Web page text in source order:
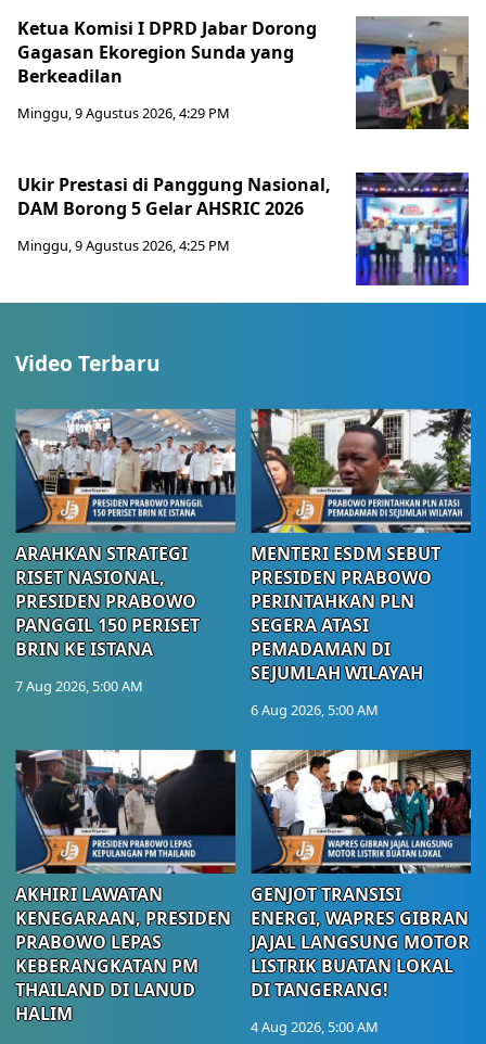
Ketua Komisi I DPRD Jabar Dorong
Gagasan Ekoregion Sunda yang
Berkeadilan
Minggu, 9 Agustus 2026, 4:29 PM
Ukir Prestasi di Panggung Nasional,
DAM Borong 5 Gelar AHSRIC 2026
Minggu, 9 Agustus 2026, 4:25 PM
Video Terbaru
ARAHKAN STRATEGI
RISET NASIONAL,
PRESIDEN PRABOWO
PANGGIL 150 PERISET
BRIN KE ISTANA
7 Aug 2026, 5:00 AM
MENTERI ESDM SEBUT
PRESIDEN PRABOWO
PERINTAHKAN PLN
SEGERA ATASI
PEMADAMAN DI
SEJUMLAH WILAYAH
6 Aug 2026, 5:00 AM
AKHIRI LAWATAN
KENEGARAAN, PRESIDEN
PRABOWO LEPAS
KEBERANGKATAN PM
THAILAND DI LANUD
HALIM
GENJOT TRANSISI
ENERGI, WAPRES GIBRAN
JAJAL LANGSUNG MOTOR
LISTRIK BUATAN LOKAL
DI TANGERANG!
4 Aug 2026, 5:00 AM